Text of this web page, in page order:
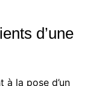
d’une
à la pose d’un